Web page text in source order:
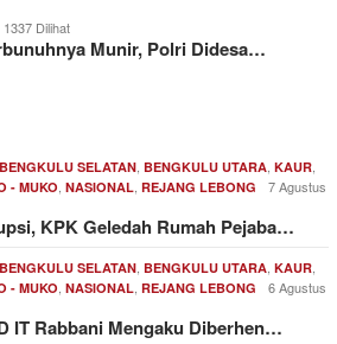
1337 Dilihat
Munir, Polri Didesa…
BENGKULU SELATAN BENGKULU UTARA KAUR
- MUKO NASIONAL REJANG LEBONG
7 Agustus
KPK Geledah Rumah Pejaba…
BENGKULU SELATAN BENGKULU UTARA KAUR
- MUKO NASIONAL REJANG LEBONG
6 Agustus
IT Rabbani Mengaku Diberhen…